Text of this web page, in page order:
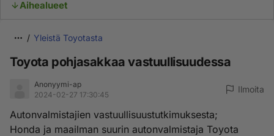
Aihealueet
Yleistä Toyotasta
Toyota pohjasakkaa vastuullisuudessa
Anonyymi-ap
2024-02-27 17:30:45
Ilmoita
Autonvalmistajien vastuullisuustutkimuksesta;
Honda ja maailman suurin autonvalmistaja Toyota